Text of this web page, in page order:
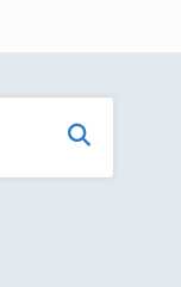
Suchen